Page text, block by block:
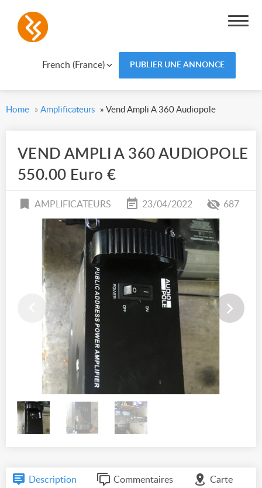
French (France) PUBLIER UNE ANNONCE
Home » Amplificateurs » Vend Ampli A 360 Audiopole
VEND AMPLI A 360 AUDIOPOLE
550.00 Euro €
AMPLIFICATEURS 23/04/2022 687
Description Commentaires Carte